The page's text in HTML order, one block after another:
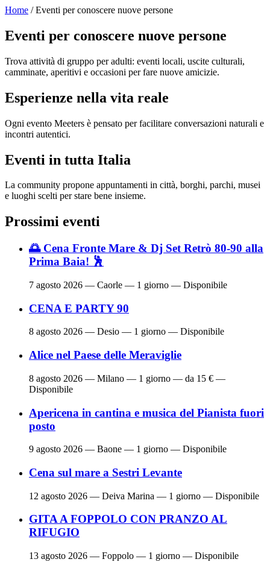
Home / Eventi per conoscere nuove persone
Eventi per conoscere nuove persone
Trova attività di gruppo per adulti: eventi locali, uscite culturali,
camminate, aperitivi e occasioni per fare nuove amicizie.
Esperienze nella vita reale
Ogni evento Meeters è pensato per facilitare conversazioni naturali e
incontri autentici.
Eventi in tutta Italia
La community propone appuntamenti in città, borghi, parchi, musei
e luoghi scelti per stare bene insieme.
Prossimi eventi
🌅 Cena Fronte Mare & Dj Set Retrò 80-90 alla
Prima Baia! 🕺
7 agosto 2026 — Caorle — 1 giorno — Disponibile
CENA E PARTY 90
8 agosto 2026 — Desio — 1 giorno — Disponibile
Alice nel Paese delle Meraviglie
8 agosto 2026 — Milano — 1 giorno — da 15 € —
Disponibile
Apericena in cantina e musica del Pianista fuori
posto
9 agosto 2026 — Baone — 1 giorno — Disponibile
Cena sul mare a Sestri Levante
12 agosto 2026 — Deiva Marina — 1 giorno — Disponibile
GITA A FOPPOLO CON PRANZO AL
RIFUGIO
13 agosto 2026 — Foppolo — 1 giorno — Disponibile